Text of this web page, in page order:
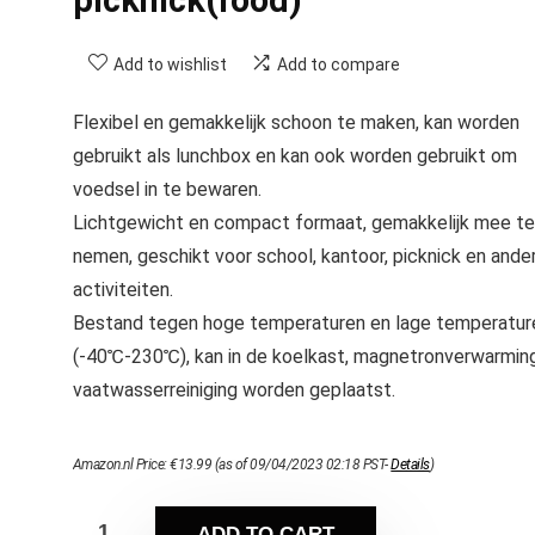
Add to wishlist Add to compare
Flexibel en gemakkelijk schoon te maken, kan worden
gebruikt als lunchbox en kan ook worden gebruikt om
voedsel in te bewaren.
Lichtgewicht en compact formaat, gemakkelijk mee te
nemen, geschikt voor school, kantoor, picknick en
activiteiten.
Bestand tegen hoge temperaturen en lage
(-40℃-230℃), kan in de koelkast,
vaatwasserreiniging worden geplaatst.
Amazon.nl Price:€13.99 (as of 09/04/2023 02:18 PST-Details)